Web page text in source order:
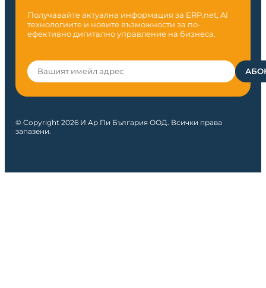
Получавайте актуална информация за ERP.net, AI
технологиите и новите възможности за по-
ефективно дигитално управление на бизнеса.
© Copyright 2026 И Ар Пи България ООД. Всички права
запазени.